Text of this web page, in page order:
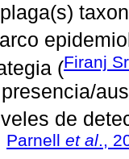
(Firanj
de
Parnell et al.,